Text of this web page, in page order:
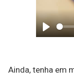
Play
Ainda, tenha em